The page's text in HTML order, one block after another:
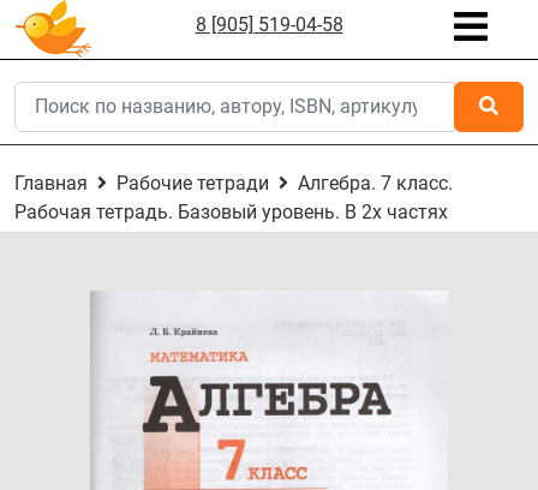
8 [905] 519-04-58
Главная Рабочие тетради
Алгебра. 7 класс.
Рабочая тетрадь. Базовый уровень. В 2х частях